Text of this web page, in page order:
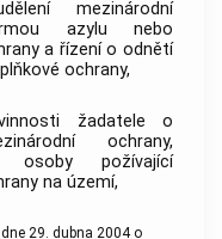
mezinárodní
azylu nebo
a řízení o odnětí
ochrany,
žadatele o
ochrany,
osoby požívající
na území,
29. dubna 2004 o